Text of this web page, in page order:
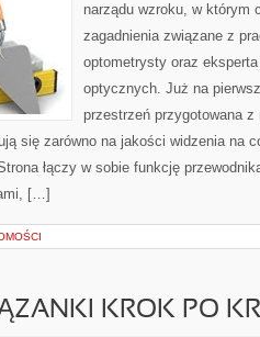
narządu wzroku, w którym
zagadnienia związane z
optometrysty oraz
optycznych. Już na
przestrzeń przygotowana
się zarówno na jakości widzenia na
łączy w sobie funkcję
[…]
KROK PO